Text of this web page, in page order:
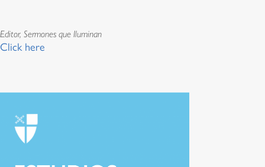
Editor, Sermones que Iluminan
Click here